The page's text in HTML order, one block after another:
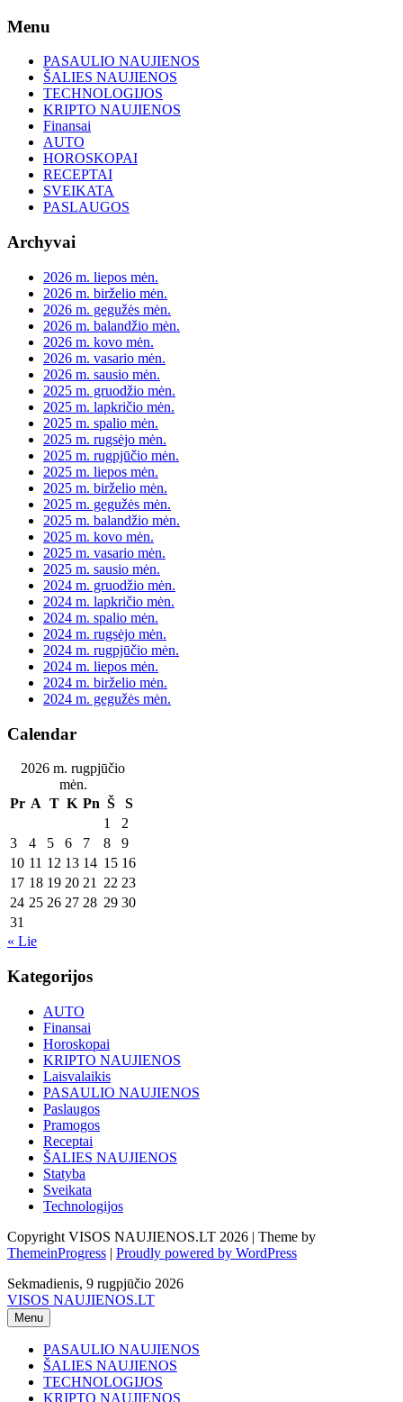
Skip
content
Menu
PASAULIO NAUJIENOS
ŠALIES NAUJIENOS
TECHNOLOGIJOS
KRIPTO NAUJIENOS
Finansai
AUTO
HOROSKOPAI
RECEPTAI
SVEIKATA
PASLAUGOS
Archyvai
2026 m. liepos mėn.
2026 m. birželio mėn.
2026 m. gegužės mėn.
2026 m. balandžio mėn.
2026 m. kovo mėn.
2026 m. vasario mėn.
2026 m. sausio mėn.
2025 m. gruodžio mėn.
2025 m. lapkričio mėn.
2025 m. spalio mėn.
2025 m. rugsėjo mėn.
2025 m. rugpjūčio mėn.
2025 m. liepos mėn.
2025 m. birželio mėn.
2025 m. gegužės mėn.
2025 m. balandžio mėn.
2025 m. kovo mėn.
2025 m. vasario mėn.
2025 m. sausio mėn.
2024 m. gruodžio mėn.
2024 m. lapkričio mėn.
2024 m. spalio mėn.
2024 m. rugsėjo mėn.
2024 m. rugpjūčio mėn.
2024 m. liepos mėn.
2024 m. birželio mėn.
2024 m. gegužės mėn.
Calendar
2026 m. rugpjūčio
mėn.
Pr A T K Pn Š
S
1
2
3
4 5 6 7 8
9
10 11 12 13 14 15 16
17 18 19 20 21 22 23
24 25 26 27 28 29 30
31
« Lie
Kategorijos
AUTO
Finansai
Horoskopai
KRIPTO NAUJIENOS
Laisvalaikis
PASAULIO NAUJIENOS
Paslaugos
Pramogos
Receptai
ŠALIES NAUJIENOS
Statyba
Sveikata
Technologijos
Copyright VISOS NAUJIENOS.LT 2026 | Theme by
ThemeinProgress | Proudly powered by WordPress
Sekmadienis, 9 rugpjūčio 2026
VISOS NAUJIENOS.LT
Menu
PASAULIO NAUJIENOS
ŠALIES NAUJIENOS
TECHNOLOGIJOS
KRIPTO NAUJIENOS